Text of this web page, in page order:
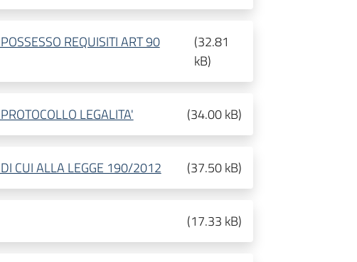
REQUISITI ART 90
(32.81
kB)
LEGALITA' (34.00 kB)
CUI ALLA LEGGE 190/2012 (37.50 kB)
(17.33 kB)